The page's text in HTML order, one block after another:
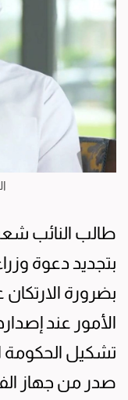
طالب النائب
بتجديد دعوة
بضرورة
الأمور عند
تشكيل الحكومة
صدر من جهاز